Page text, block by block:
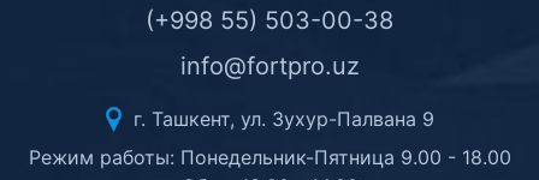
(+998 55) 503-00-38
info@fortpro.uz
г. Ташкент, ул. Зухур-Палвана 9
Режим работы: Понедельник-Пятница 9.00 - 18.00